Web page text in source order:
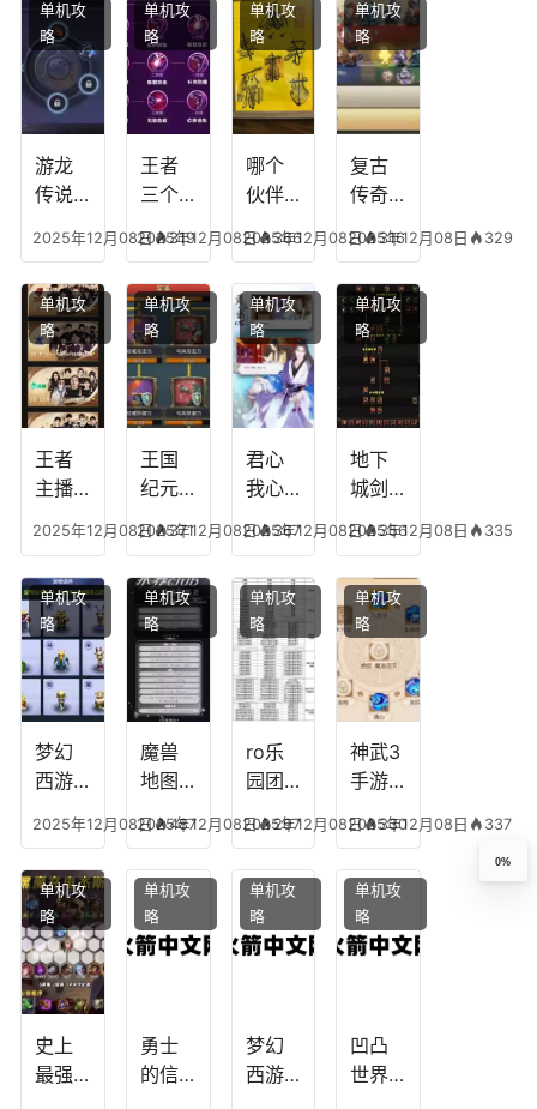
游龙
传说
技
能，
游龙
传说
多少
级能
挖矿
2025年12月08日 319
单机攻
略
王者
三个
加
点，
王者
技能
可以
放三
个是
什么
模式
2025年12月08日 366
单机攻
略
哪个
伙伴
心符
技
能，
失心
符命
中后
附加
五雷
2025年12月08日 316
单机攻
略
复古
传奇
平民
搭配
阵
容，
复古
传奇
英雄
版哪
个组
合平
2025年12月08日 329
单机攻
略
王者
主播
搭
配，
王者
最强
的主
播
2025年12月08日 371
单机攻
略
王国
纪元
搭
配，
王国
纪元
最强
2025年12月08日 367
单机攻
略
君心
我心
宫攻
略，
君心
我心
剧情
文本
2025年12月08日 356
单机攻
略
地下
城剑
能加
点
图，
地下
城剑
神用
什么
装备
2025年12月08日 335
单机攻
略
梦幻
西游
凡，
梦幻
十二
生肖
2025年12月08日 487
单机攻
略
魔兽
地图
任务
攻
略，
魔兽
世界
2025年12月08日 297
单机攻
略
ro乐
园团
附
魔，
乐园
团装
备任
2025年12月08日 330
单机攻
略
神武3
手游
辅助
技能
加
点，
神武
龙宫
怎么
2025年12月08日 337
单机攻
略
史上
最强
单机攻
略
勇士
的信
单机攻
略
梦幻
西游
单机攻
略
凹凸
世界
单机攻
略
0%